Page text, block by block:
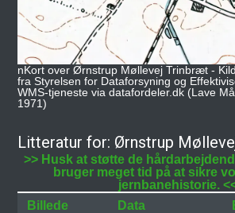
nKort over Ørnstrup Møllevej Trinbræt -
fra Styrelsen for Dataforsyning og
WMS-tjeneste via datafordeler.dk (Lave
1971)
Litteratur for: Ørnstrup
>> Husk at støtte de
bruger meget tid på at sikre
jernbanehistorie.
Billede
Data